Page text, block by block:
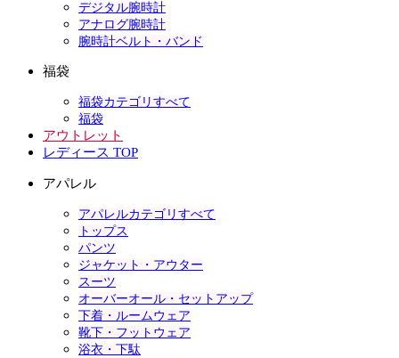
デジタル腕時計
アナログ腕時計
腕時計ベルト・バンド
福袋
福袋カテゴリすべて
福袋
アウトレット
レディース TOP
アパレル
アパレルカテゴリすべて
トップス
パンツ
ジャケット・アウター
スーツ
オーバーオール・セットアップ
下着・ルームウェア
靴下・フットウェア
浴衣・下駄